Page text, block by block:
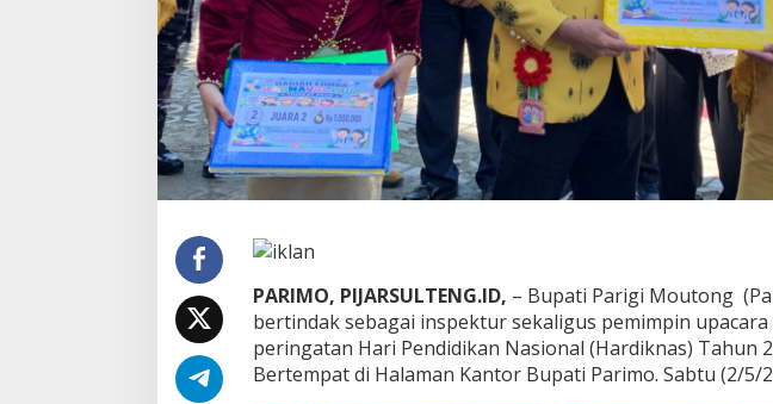
k
t
u
r
d
a
n
M
i
n
U
p
a
PARIMO, PIJARSULTENG.ID, – Bupati Parigi Moutong
bertindak sebagai inspektur sekaligus pemimpin upacara
peringatan Hari Pendidikan Nasional (Hardiknas) Tahun
Bertempat di Halaman Kantor Bupati Parimo. Sabtu (2/5/